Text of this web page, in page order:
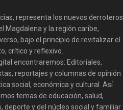
representa los nuevos derroteros
Magdalena y la región caribe,
bajo el principio de revitalizar el
crítico y reflexivo.
encontraremos: Editoriales,
reportajes y columnas de opinión
social, económica y cultural. Así
temas de educación, salud,
deporte y del núcleo social y familiar